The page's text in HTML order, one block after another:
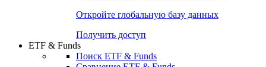
Откройте глобальную базу данных
Получить доступ
ETF & Funds
Поиск ETF & Funds